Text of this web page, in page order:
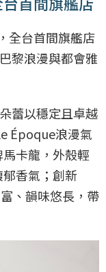
全台首間旗艦店
黎浪漫與都會雅
蕾以穩定且卓越
Époque浪漫氣
卡龍，外殼輕
香氣；創新
、韻味悠長，帶